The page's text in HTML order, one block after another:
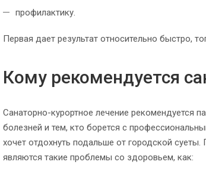
профилактику.
Первая дает результат относительно быстро,
Кому рекомендуется
Санаторно-курортное лечение рекомендуется
болезней и тем, кто борется с
хочет отдохнуть подальше от городской
являются такие проблемы со здоровьем, как: